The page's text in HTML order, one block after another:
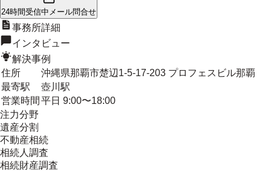
24時間受信中 メール問合せ
事務所詳細
インタビュー
解決事例
住所
沖縄県那覇市楚辺1-5-17-203 プロフェスビル那覇
最寄駅
壺川駅
営業時間 平日 9:00〜18:00
注力分野
遺産分割
不動産相続
相続人調査
相続財産調査